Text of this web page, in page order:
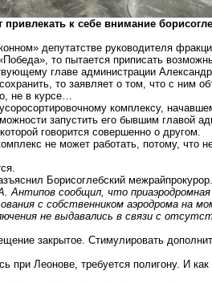
к себе внимание
депутатстве руководителя
то пытается приписать
главе администрации
то заявляет о том, что с ним
не в курсе…
комплексу,
запустить его бывшим главой
говорится совершенно о другом
не может работать, потому, что
Борисоглебский
Антипов сообщил, что
с собственником аэродрома на
не выдавались в связи с
закрытое. Стимулировать
при Леонове, требуется полигону. И